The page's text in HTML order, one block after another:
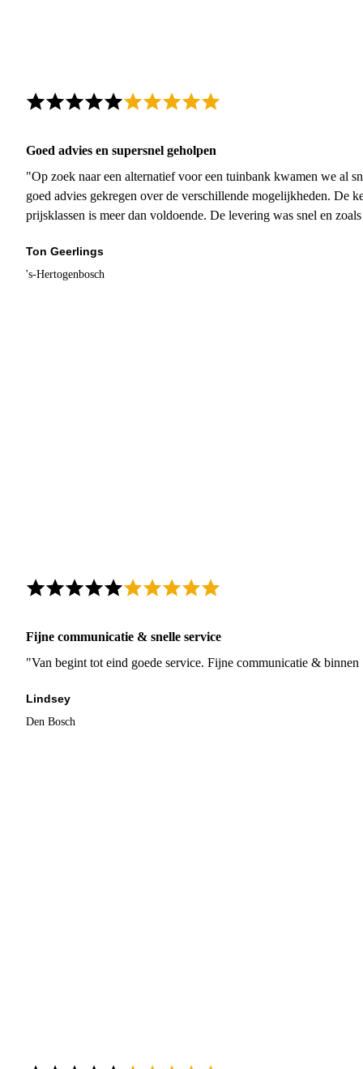
Goed advies en supersnel geholpen
"Op zoek naar een alternatief voor een tuinbank kwamen we al
goed advies gekregen over de verschillende mogelijkheden. De
prijsklassen is meer dan voldoende. De levering was snel en
Ton Geerlings
's-Hertogenbosch
Fijne communicatie & snelle service
"Van begint tot eind goede service. Fijne communicatie &
Lindsey
Den Bosch